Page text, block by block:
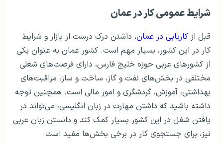
شرایط عمومی کار در عمان
قبل از کاریابی در عمان، داشتن درک درست از بازار و شرایط
کار در این کشور، بسیار مهم است. کشور عمان به عنوان یکی
از کشورهای عربی حوزه خلیج فارس، دارای فرصت‌های شغلی
مختلفی در بخش‌های نفت و گاز، ساخت و ساز، مراقبت‌های
بهداشتی، آموزش، گردشگری و امور مالی است. همچنین توجه
داشته باشید که داشتن مهارت در زبان انگلیسی، می‌تواند در
یافتن شغل در این کشور بسیار کمک کند و دانستن زبان عربی
نیز، برای جستجوی کار در برخی بخش‌ها مفید است.